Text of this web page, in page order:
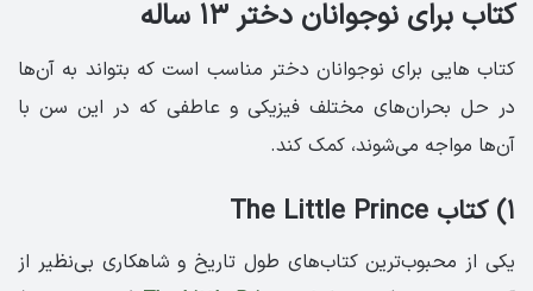
کتاب برای نوجوانان دختر ۱۳ ساله
کتاب هایی برای نوجوانان دختر مناسب است که بتواند به آن‌ها
در حل بحران‌های مختلف فیزیکی و عاطفی که در این سن با
آن‌ها مواجه می‌شوند، کمک کند.
۱) کتاب The Little Prince
یکی از محبوب‌ترین کتاب‌های طول تاریخ و شاهکاری بی‌نظیر از